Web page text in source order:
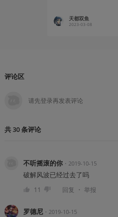
天都双鱼
2023-03-08
评论区
共30条评论
不听摇滚的你・ 2019-10-15
破解风波已经过去了吗
11 回复 ・ 举报
罗德尼・ 2019-10-15